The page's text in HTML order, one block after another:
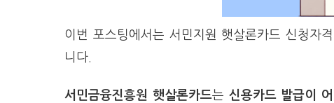
이번 포스팅에서는 서민지원 햇살론카드 신청자
니다.
서민금융진흥원 햇살론카드는 신용카드 발급이